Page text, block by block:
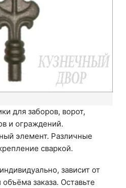
для заборов, ворот,
и ограждений.
элемент. Различные
сваркой.
зависит от
заказа. Оставьте